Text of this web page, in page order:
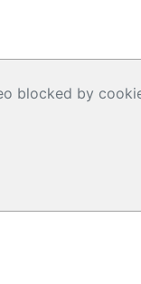
blocked by